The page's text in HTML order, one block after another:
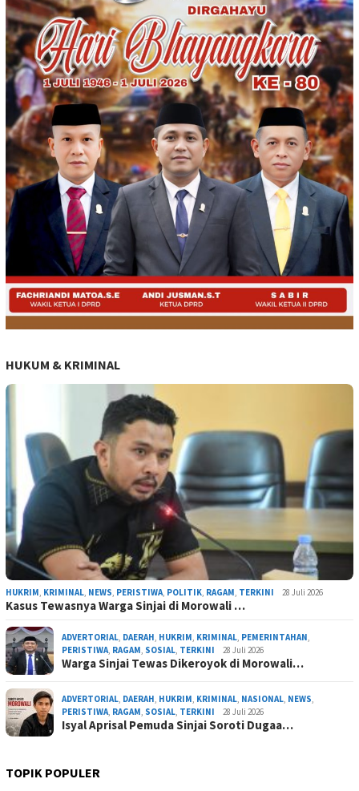
HUKUM & KRIMINAL
HUKRIM, KRIMINAL, NEWS, PERISTIWA, POLITIK, RAGAM, TERKINI 28 Juli 2026
Kasus Tewasnya Warga Sinjai di Morowali …
ADVERTORIAL, DAERAH, HUKRIM, KRIMINAL, PEMERINTAHAN,
PERISTIWA, RAGAM, SOSIAL, TERKINI 28 Juli 2026
Warga Sinjai Tewas Dikeroyok di Morowali…
ADVERTORIAL, DAERAH, HUKRIM, KRIMINAL, NASIONAL, NEWS,
PERISTIWA, RAGAM, SOSIAL, TERKINI 28 Juli 2026
Isyal Aprisal Pemuda Sinjai Soroti Dugaa…
TOPIK POPULER